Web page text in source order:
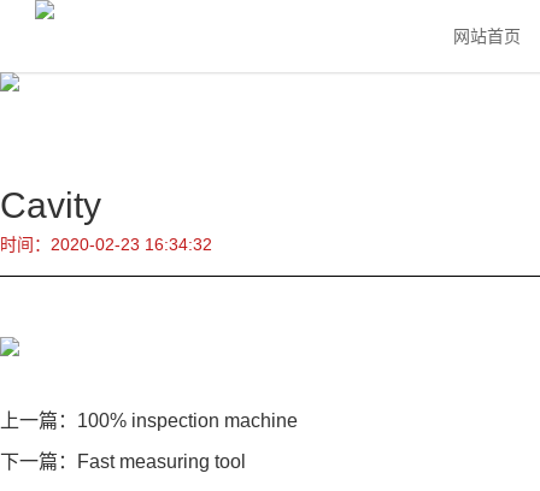
网站首页
Cavity
时间：2020-02-23 16:34:32
上一篇： 100% inspection machine
下一篇：
Fast measuring tool